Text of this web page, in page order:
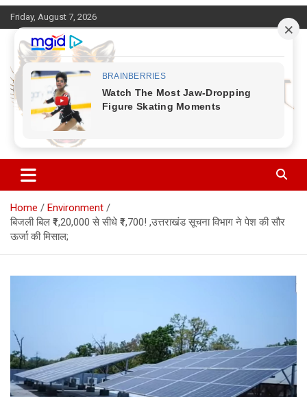
Skip
to
content
Friday, August 7, 2026
Corbett Halchal (कॉर्बेट हलचल)
Home
Environment
बिजली बिल ₹1,20,000 से सीधे ₹1,700! ,उत्तराखंड सूचना विभाग ने पेश की सौर
ऊर्जा की मिसाल;